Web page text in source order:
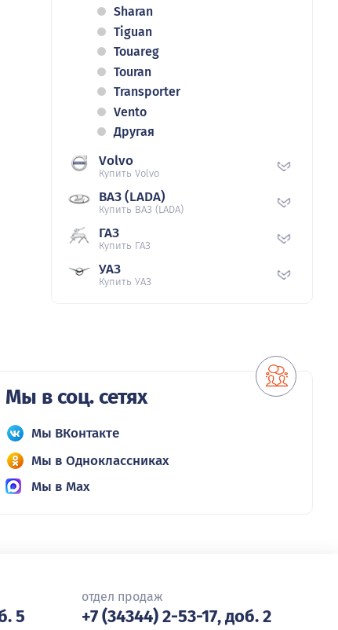
Sharan
Tiguan
Touareg
Touran
Transporter
Vento
Другая
Volvo
Купить Volvo
ВАЗ (LADA)
Купить ВАЗ (LADA)
ГАЗ
Купить ГАЗ
УАЗ
Купить УАЗ
Мы в соц. сетях
Мы ВКонтакте
Мы в Одноклассниках
Мы в Max
5
отдел продаж
+7 (34344) 2-53-17, доб. 2